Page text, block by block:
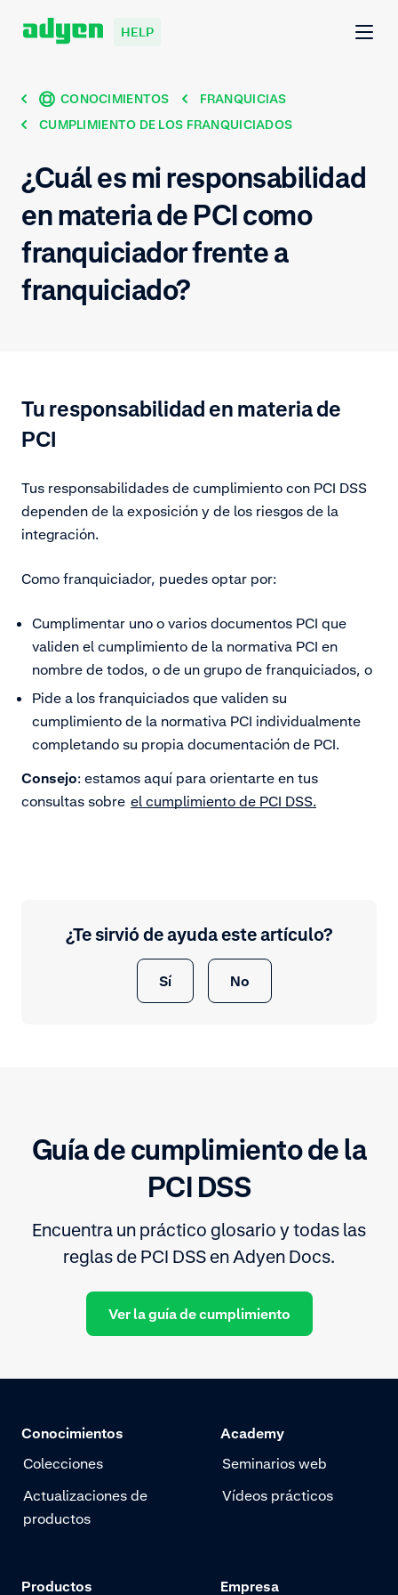
HELP
CONOCIMIENTOS
FRANQUICIAS
CUMPLIMIENTO DE LOS FRANQUICIADOS
¿Cuál es mi responsabilidad
en materia de PCI como
franquiciador frente a
franquiciado?
Tu responsabilidad en materia de
PCI
Tus responsabilidades de cumplimiento con PCI DSS
dependen de la exposición y de los riesgos de la
integración.
Como franquiciador, puedes optar por:
Cumplimentar uno o varios documentos PCI que
validen el cumplimiento de la normativa PCI en
nombre de todos, o de un grupo de franquiciados, o
Pide a los franquiciados que validen su
cumplimiento de la normativa PCI individualmente
completando su propia documentación de PCI.
Consejo: estamos aquí para orientarte en tus
consultas sobre el cumplimiento de PCI DSS.
¿Te sirvió de ayuda este artículo?
Sí No
Guía de cumplimiento de la
PCI DSS
Encuentra un práctico glosario y todas las
reglas de PCI DSS en Adyen Docs.
Ver la guía de cumplimiento
Conocimientos
Colecciones
Actualizaciones de
productos
Academy
Seminarios web
Vídeos prácticos
Productos Empresa